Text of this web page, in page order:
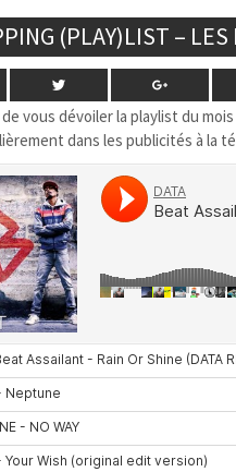
(PLAY)LIST –
vous dévoiler la playlist du
dans les publicités à la